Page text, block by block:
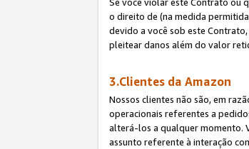
o direito de (na medida
devido a você sob este
pleitear danos além do valor
3.Clientes da Amazon
Nossos clientes não são, em
operacionais referentes a
alterá-los a qualquer momento.
assunto referente à interação